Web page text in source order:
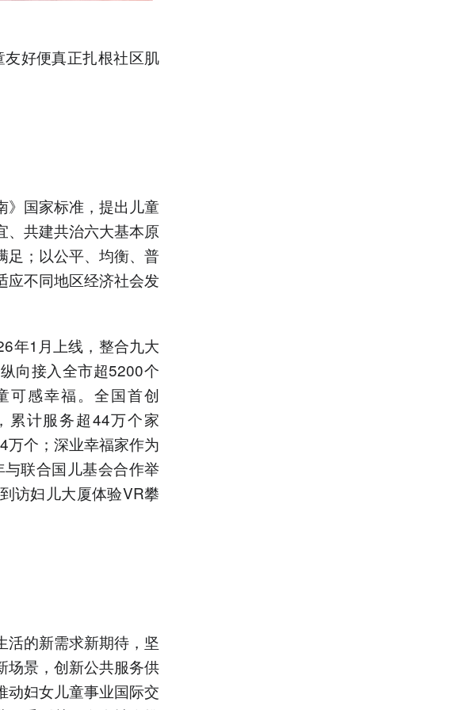
友好便真正扎根社区肌
》国家标准，提出儿童
、共建共治六大基本原
足；以公平、均衡、普
应不同地区经济社会发
年1月上线，整合九大
向接入全市超5200个
可感幸福。全国首创
累计服务超44万个家
万个；深业幸福家作为
联合国儿基会合作举
访妇儿大厦体验VR攀
活的新需求新期待，坚
场景，创新公共服务供
动妇女儿童事业国际交